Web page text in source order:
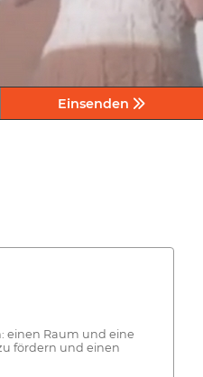
Einsenden
einen Raum und eine
fördern und einen